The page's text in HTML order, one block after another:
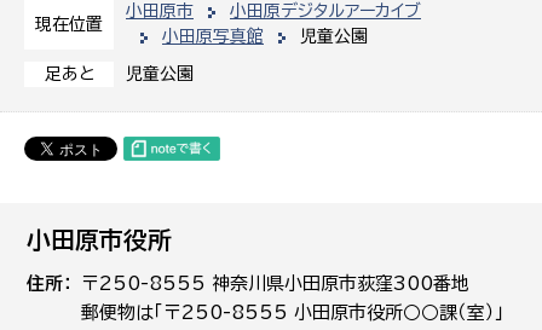
現在位置
小田原市
小田原デジタルアーカイブ
小田原写真館
児童公園
足あと 児童公園
小田原市役所
住所
〒250-8555 神奈川県小田原市荻窪300番地
郵便物は「〒250-8555 小田原市役所○○課（室）」